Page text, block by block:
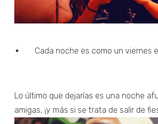
Cada noche es como un viernes
Lo último que dejarías es una noche
amigas, ¡y más si se trata de salir de